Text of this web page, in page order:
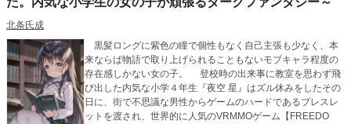
北条氏成
黒髪ロングに紫色の瞳で個性もなく自己主張も少なく、本
来ならば物語で取り上げられることもないモブキャラ程度の
存在感しかない女の子。 登校時の出来事に教室を思わず飛
び出した内気な小学４年生『夜空 星』はズル休みをしたその
日に、街で不思議な男性からゲームのハードであるブレスレ
ットを渡され、世界的に人気のVRMMOゲーム【FREEDO